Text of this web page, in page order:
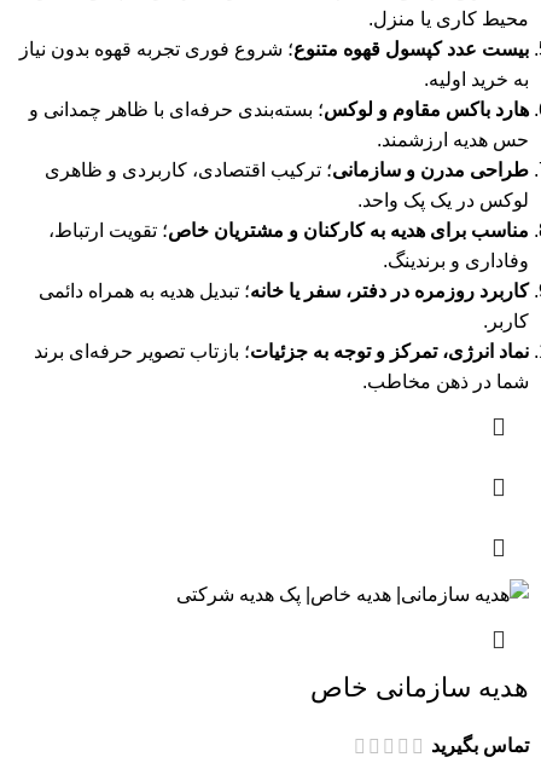
محیط کاری یا منزل.
بیست عدد کپسول قهوه متنوع؛ شروع فوری تجربه قهوه بدون نیاز
به خرید اولیه.
هارد باکس مقاوم و لوکس؛ بسته‌بندی حرفه‌ای با ظاهر چمدانی و
حس هدیه ارزشمند.
طراحی مدرن و سازمانی؛ ترکیب اقتصادی، کاربردی و ظاهری
لوکس در یک پک واحد.
مناسب برای هدیه به کارکنان و مشتریان خاص؛ تقویت ارتباط،
وفاداری و برندینگ.
کاربرد روزمره در دفتر، سفر یا خانه؛ تبدیل هدیه به همراه دائمی
کاربر.
نماد انرژی، تمرکز و توجه به جزئیات؛ بازتاب تصویر حرفه‌ای برند
شما در ذهن مخاطب.
هدیه سازمانی خاص
تماس بگیرید